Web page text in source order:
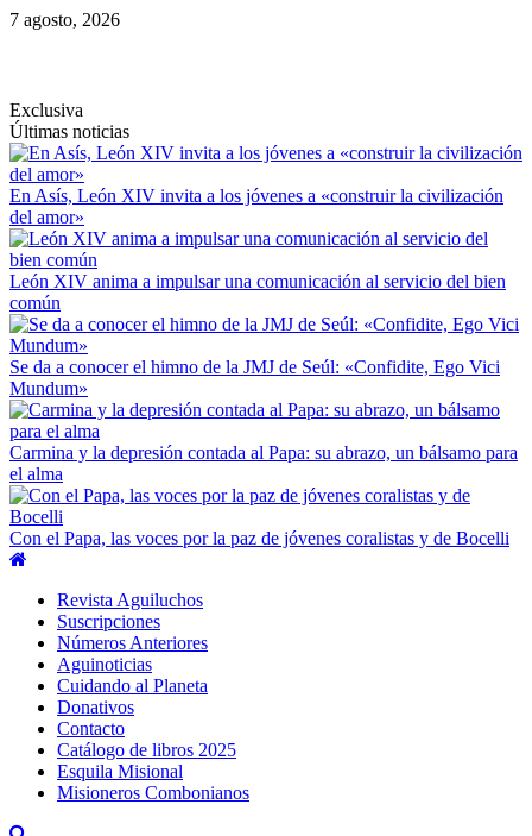
Saltar
7 agosto, 2026
Exclusiva
Últimas noticias
En Asís, León XIV invita a los jóvenes a «construir la civilización
del amor»
León XIV anima a impulsar una comunicación al servicio del bien
común
Se da a conocer el himno de la JMJ de Seúl: «Confidite, Ego Vici
Mundum»
Carmina y la depresión contada al Papa: su abrazo, un bálsamo para
el alma
Con el Papa, las voces por la paz de jóvenes coralistas y de Bocelli
Revista Aguiluchos
Suscripciones
Números Anteriores
Aguinoticias
Cuidando al Planeta
Donativos
Contacto
Catálogo de libros 2025
Esquila Misional
Misioneros Combonianos